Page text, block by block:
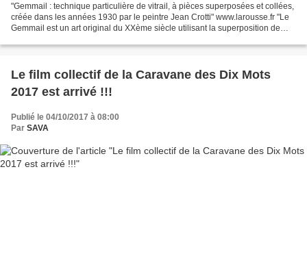
"Gemmail : technique particulière de vitrail, à pièces superposées et collées,
créée dans les années 1930 par le peintre Jean Crotti" www.larousse.fr "Le
Gemmail est un art original du XXème siècle utilisant la superposition de
Le film collectif de la Caravane des Dix Mots
2017 est arrivé !!!
Publié le 04/10/2017 à 08:00
Par SAVA